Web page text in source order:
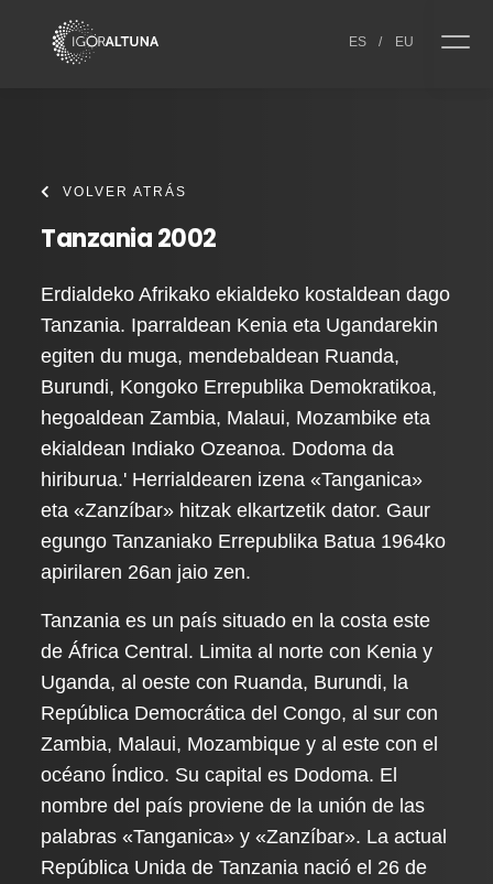
ES / EU
VOLVER ATRÁS
Tanzania 2002
Erdialdeko Afrikako ekialdeko kostaldean dago
Tanzania. Iparraldean Kenia eta Ugandarekin
egiten du muga, mendebaldean Ruanda,
Burundi, Kongoko Errepublika Demokratikoa,
hegoaldean Zambia, Malaui, Mozambike eta
ekialdean Indiako Ozeanoa. Dodoma da
hiriburua.' Herrialdearen izena «Tanganica»
eta «Zanzíbar» hitzak elkartzetik dator. Gaur
egungo Tanzaniako Errepublika Batua 1964ko
apirilaren 26an jaio zen.
Tanzania es un país situado en la costa este
de África Central. Limita al norte con Kenia y
Uganda, al oeste con Ruanda, Burundi, la
República Democrática del Congo, al sur con
Zambia, Malaui, Mozambique y al este con el
océano Índico. Su capital es Dodoma. El
nombre del país proviene de la unión de las
palabras «Tanganica» y «Zanzíbar». La actual
República Unida de Tanzania nació el 26 de